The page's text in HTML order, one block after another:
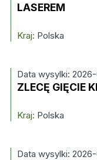
LASEREM
Kraj: Polska
Data wysylki:
ZLECĘ GIĘCIE
Kraj: Polska
Data wysylki: